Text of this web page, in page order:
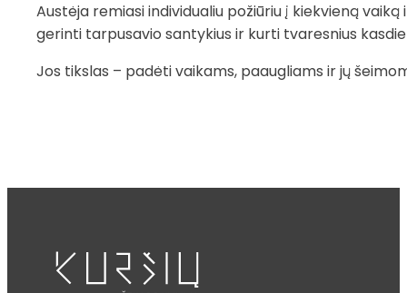
Austėja remiasi individualiu požiūriu į kiekvieną
gerinti tarpusavio santykius ir kurti tvaresnius
Jos tikslas – padėti vaikams, paaugliams ir jų